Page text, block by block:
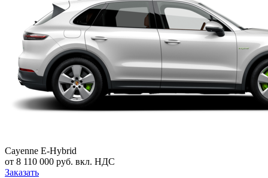
Cayenne E-Hybrid
от 8 110 000 руб. вкл. НДС
Заказать